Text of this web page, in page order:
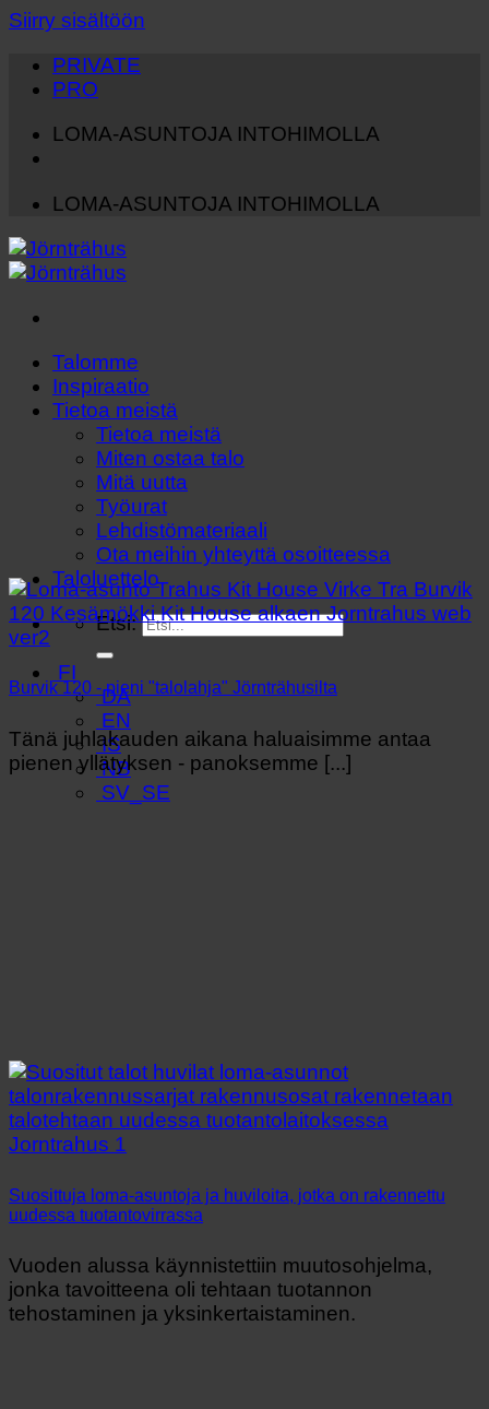
Siirry sisältöön
PRIVATE
PRO
LOMA-ASUNTOJA INTOHIMOLLA
LOMA-ASUNTOJA INTOHIMOLLA
Talomme
Inspiraatio
Tietoa meistä
Tietoa meistä
Miten ostaa talo
Mitä uutta
Työurat
Lehdistömateriaali
Ota meihin yhteyttä osoitteessa
Taloluettelo
Etsi:
FI
DA
EN
IS
NB
SV_SE
Burvik 120 - pieni "talolahja" Jörnträhusilta
Tänä juhlakauden aikana haluaisimme antaa
pienen yllätyksen - panoksemme [...]
Suosittuja loma-asuntoja ja huviloita, jotka on rakennettu
uudessa tuotantovirrassa
Vuoden alussa käynnistettiin muutosohjelma,
jonka tavoitteena oli tehtaan tuotannon
tehostaminen ja yksinkertaistaminen.